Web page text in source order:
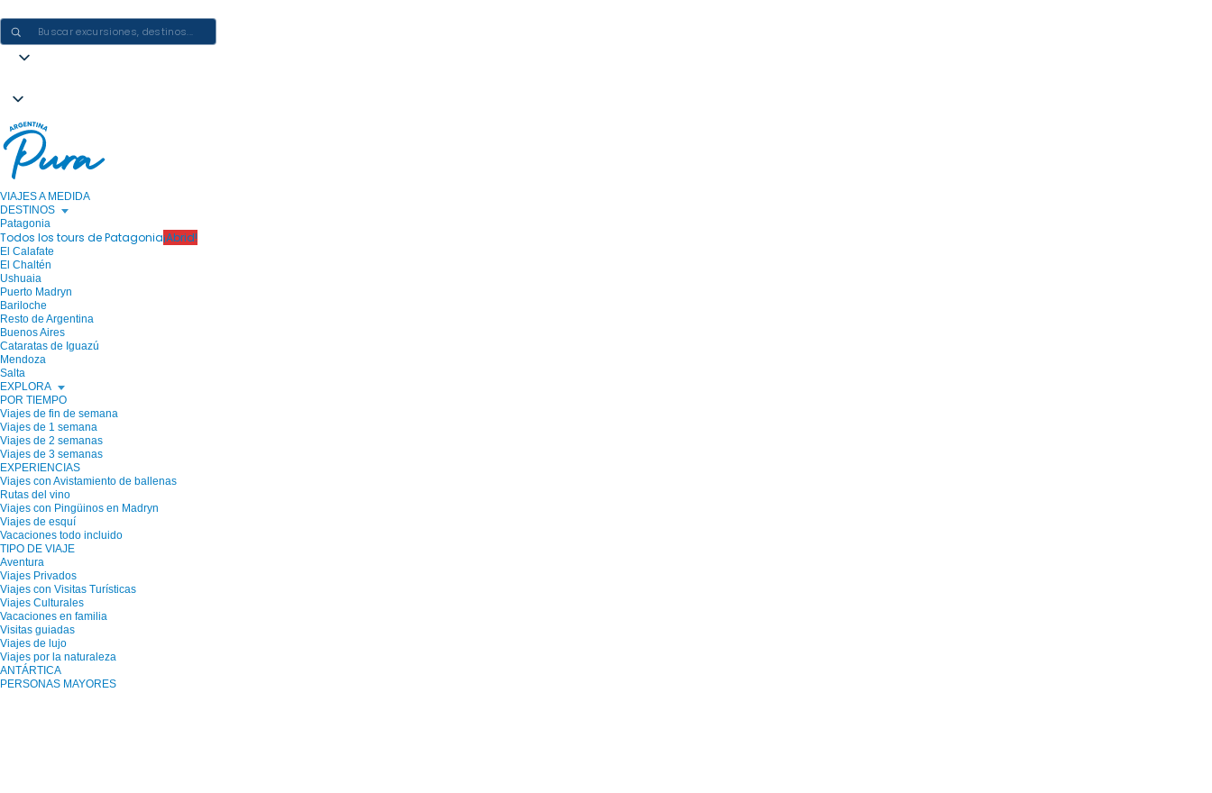
VIAJES A MEDIDA
DESTINOS
Patagonia
Todos los tours de Patagonia¡Abrid!
El Calafate
El Chaltén
Ushuaia
Puerto Madryn
Bariloche
Resto de Argentina
Buenos Aires
Cataratas de Iguazú
Mendoza
Salta
EXPLORA
POR TIEMPO
Viajes de fin de semana
Viajes de 1 semana
Viajes de 2 semanas
Viajes de 3 semanas
EXPERIENCIAS
Viajes con Avistamiento de ballenas
Rutas del vino
Viajes con Pingüinos en Madryn
Viajes de esquí
Vacaciones todo incluido
TIPO DE VIAJE
Aventura
Viajes Privados
Viajes con Visitas Turísticas
Viajes Culturales
Vacaciones en familia
Visitas guiadas
Viajes de lujo
Viajes por la naturaleza
ANTÁRTICA
PERSONAS MAYORES